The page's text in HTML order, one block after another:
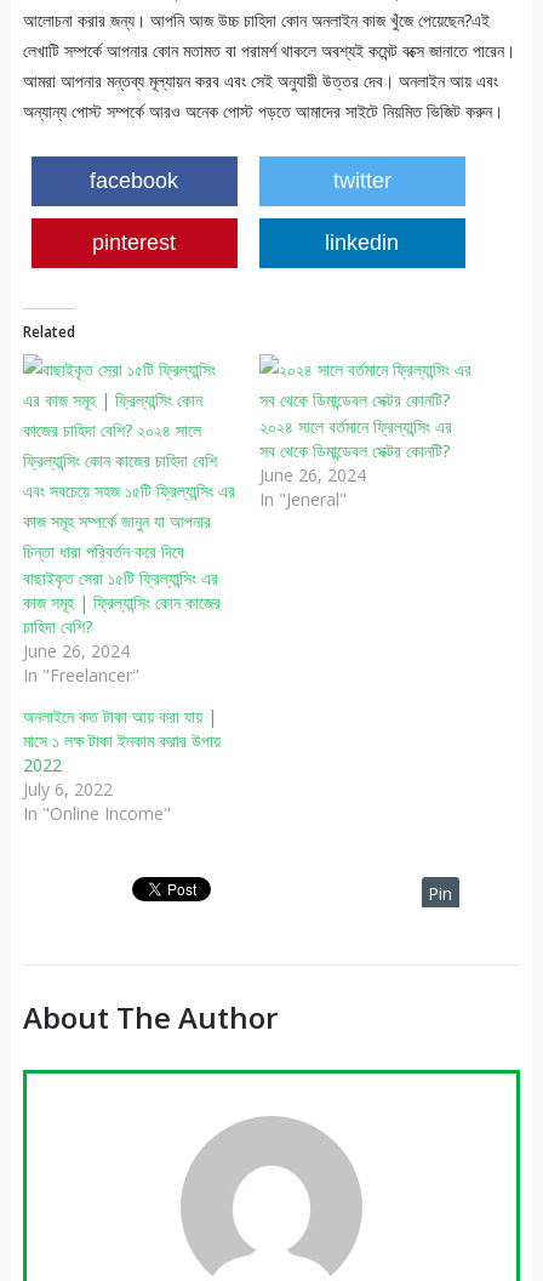
আলোচনা করার জন্য। আপনি আজ উচ্চ চাহিদা কোন অনলাইন কাজ খুঁজে পেয়েছেন?এই
লেখাটি সম্পর্কে আপনার কোন মতামত বা পরামর্শ থাকলে অবশ্যই কমেন্ট বক্সে জানাতে পারেন।
আমরা আপনার মন্তব্য মূল্যায়ন করব এবং সেই অনুযায়ী উত্তর দেব। অনলাইন আয় এবং
অন্যান্য পোস্ট সম্পর্কে আরও অনেক পোস্ট পড়তে আমাদের সাইটে নিয়মিত ভিজিট করুন।
facebook twitter
pinterest linkedin
Related
বাছাইকৃত সেরা ১৫টি ফ্রিল্যান্সিং এর
কাজ সমূহ | ফ্রিল্যান্সিং কোন কাজের
চাহিদা বেশি?
June 26, 2024
In "Freelancer"
২০২৪ সালে বর্তমানে ফ্রিল্যান্সিং এর
সব থেকে ডিমান্ডেবল সেক্টর কোনটি?
June 26, 2024
In "Jeneral"
অনলাইনে কত টাকা আয় করা যায় |
মাসে ১ লক্ষ টাকা ইনকাম করার উপায়
2022
July 6, 2022
In "Online Income"
Pin
About The Author